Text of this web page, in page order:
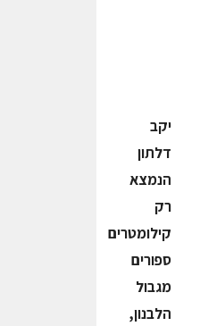
יקב
דלתון
הנמצא
רק
קילומטרים
ספורים
מגבול
הלבנון,